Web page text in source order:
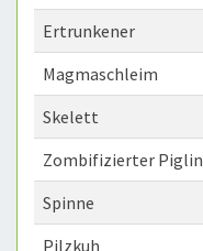
Ertrunkener
Magmaschleim
Skelett
Zombifizierter Piglin
Spinne
Pilzkuh